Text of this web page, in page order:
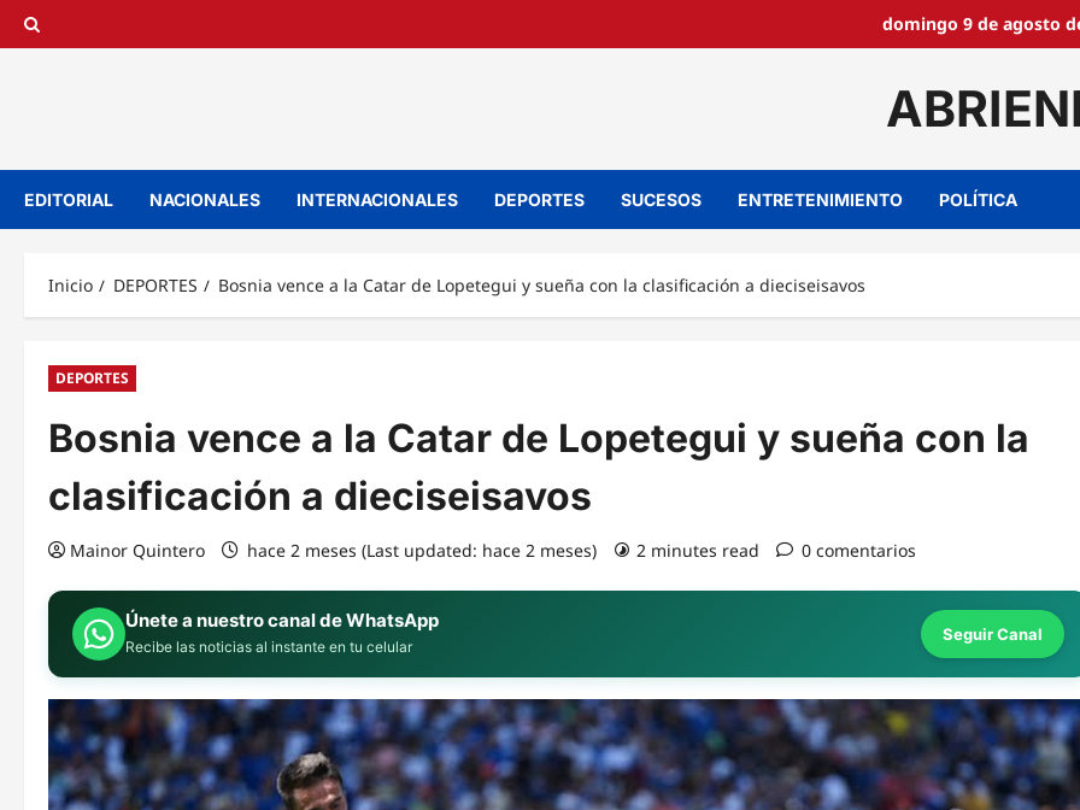
Saltar
domingo 9 de agosto
EDITORIAL NACIONALES INTERNACIONALES DEPORTES SUCESOS ENTRETENIMIENTO POLÍTICA
Inicio DEPORTES Bosnia vence a la Catar de Lopetegui y sueña con la clasificación a dieciseisavos
DEPORTES
Bosnia vence a la Catar de Lopetegui y sueña con la
clasificación a dieciseisavos
Mainor Quintero hace 2 meses (Last updated: hace 2 meses) 2 minutes read 0 comentarios
Únete a nuestro canal de WhatsApp
Recibe las noticias al instante en tu celular
Seguir Canal